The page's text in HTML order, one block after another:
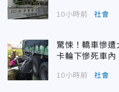
10小時前 社會
驚悚！轎車慘
卡輪下慘死車內
10小時前 社會